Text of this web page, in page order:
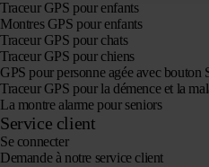
Traceur GPS pour enfants
Montres GPS pour enfants
Traceur GPS pour chats
Traceur GPS pour chiens
GPS pour personne agée avec bouton
Traceur GPS pour la démence et la
La montre alarme pour seniors
Service client
Se connecter
Demande à notre service client